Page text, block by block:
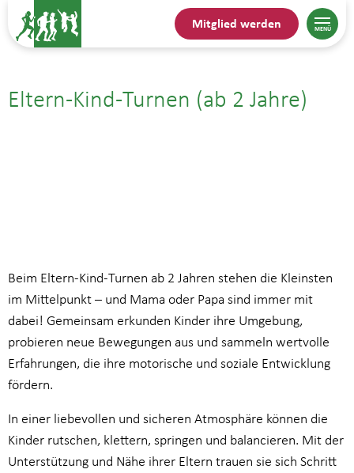
Mitglied werden
Eltern-Kind-Turnen (ab 2 Jahre)
Beim Eltern-Kind-Turnen ab 2 Jahren stehen die Kleinsten
im Mittelpunkt – und Mama oder Papa sind immer mit
dabei! Gemeinsam erkunden Kinder ihre Umgebung,
probieren neue Bewegungen aus und sammeln wertvolle
Erfahrungen, die ihre motorische und soziale Entwicklung
fördern.
In einer liebevollen und sicheren Atmosphäre können die
Kinder rutschen, klettern, springen und balancieren. Mit der
Unterstützung und Nähe ihrer Eltern trauen sie sich Schritt